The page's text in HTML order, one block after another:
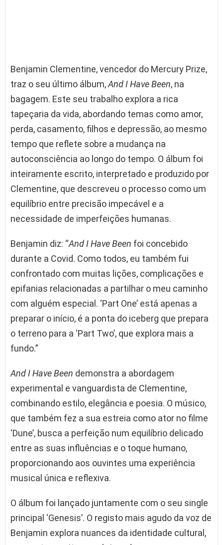
Benjamin Clementine, vencedor do Mercury Prize,
traz o seu último álbum,And I Have Been, na
bagagem. Este seu trabalho explora a rica
tapeçaria da vida, abordando temas como amor,
perda, casamento, filhos e depressão, ao mesmo
tempo que reflete sobre a mudança na
autoconsciência ao longo do tempo. O álbum foi
inteiramente escrito, interpretado e produzido por
Clementine, que descreveu o processo como um
equilíbrio entre precisão impecável e a
necessidade de imperfeições humanas.
Benjamin diz: “And I Have Been foi concebido
durante a Covid. Como todos, eu também fui
confrontado com muitas lições, complicações e
epifanias relacionadas a partilhar o meu caminho
com alguém especial. ‘Part One’ está apenas a
preparar o início, é a ponta do iceberg que prepara
o terreno para a ‘Part Two’, que explora mais a
fundo.”
And I Have Been demonstra a abordagem
experimental e vanguardista de Clementine,
combinando estilo, elegância e poesia. O músico,
que também fez a sua estreia como ator no filme
‘Dune’, busca a perfeição num equilíbrio delicado
entre as suas influências e o toque humano,
proporcionando aos ouvintes uma experiência
musical única e reflexiva.
O álbum foi lançado juntamente com o seu single
principal ‘Genesis’. O registo mais agudo da voz de
Benjamin explora nuances da identidade cultural,